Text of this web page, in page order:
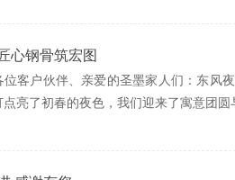
心钢骨筑宏图
位客户伙伴、亲爱的圣墨家人们：东风
点亮了初春的夜色，我们迎来了寓意团